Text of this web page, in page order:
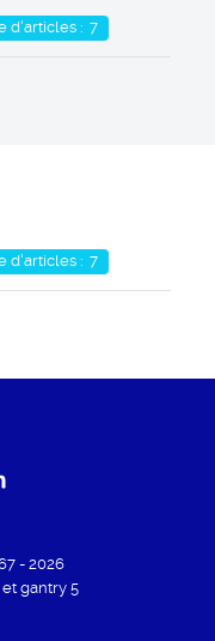
d'articles : 7
d'articles : 7
- 2026
gantry 5